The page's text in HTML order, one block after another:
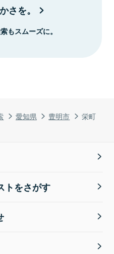
愛知県 豊明市 栄町
さを。
もスムーズに。
トをさがす